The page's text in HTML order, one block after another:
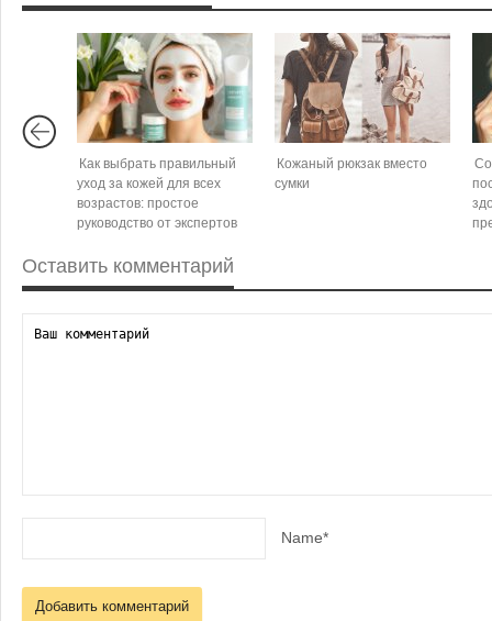
Как выбрать правильный
уход за кожей для всех
возрастов: простое
руководство от экспертов
Кожаный рюкзак вместо
сумки
Оставить комментарий
Name*